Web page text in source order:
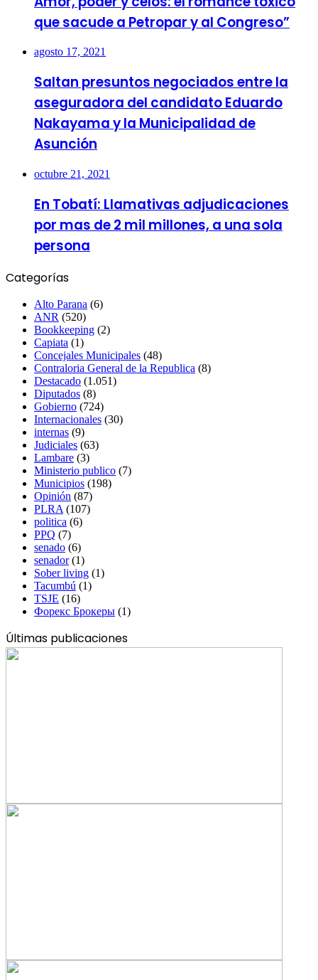
que sacude a Petropar y al Congreso”
agosto 17, 2021
Saltan presuntos negociados entre la
aseguradora del candidato Eduardo
Nakayama y la Municipalidad de
Asunción
octubre 21, 2021
En Tobatí: Llamativas adjudicaciones
por mas de 2 mil millones, a una sola
persona
Categorías
Alto Parana (6)
ANR (520)
Bookkeeping (2)
Capiata (1)
Concejales Municipales (48)
Contraloria General de la Republica (8)
Destacado (1.051)
Diputados (8)
Gobierno (724)
Internacionales (30)
internas (9)
Judiciales (63)
Lambare (3)
Ministerio publico (7)
Municipios (198)
Opinión (87)
PLRA (107)
politica (6)
PPQ (7)
senado (6)
senador(1)
Sober living (1)
Tacumbú (1)
TSJE (16)
Форекс Брокеры (1)
Últimas publicaciones